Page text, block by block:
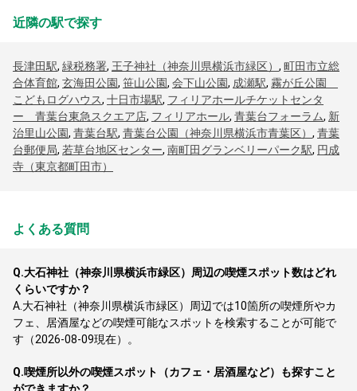
近隣の駅で探す
長津田駅, 緑税務署, 王子神社（神奈川県横浜市緑区） , 町田市立総
合体育館, 玄海田公園, 笹山公園, 会下山公園, 成瀬駅, 霧が丘公園
こどもログハウス, 十日市場駅, フィリアホールチケットセンタ
ー 青葉台東急スクエア店, フィリアホール, 青葉台フォーラム, 新
治里山公園, 青葉台駅, 青葉台公園（神奈川県横浜市青葉区） , 青葉
台郵便局, 若草台地区センター, 南町田グランベリーパーク駅, 円成
寺（東京都町田市）
よくある質問
Q.大石神社（神奈川県横浜市緑区）周辺の喫煙スポット数はどれ
くらいですか？
A. 大石神社（神奈川県横浜市緑区）周辺では10箇所の喫煙所やカ
フェ、居酒屋などの喫煙可能なスポットを検索することが可能で
す（2026-08-09現在）。
Q.喫煙所以外の喫煙スポット（カフェ・居酒屋など）も探すこと